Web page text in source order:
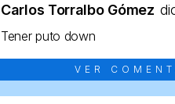
Carlos Torralbo Gómez
Tener puto down
VER